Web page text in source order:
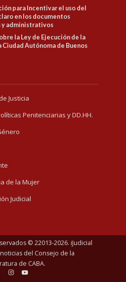
para Incentivar el uso del
en los documentos
y administrativos
la Ley de Ejecución de la
Ciudad Autónoma de Buenos
Justicia
Penitenciarias y DD.HH.
de la Mujer
Judicial
© 22013-2026. iJudicial
del Consejo de la
de CABA.